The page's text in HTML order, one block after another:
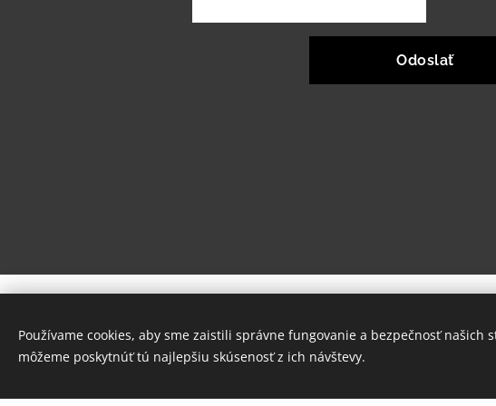
Odoslať
Instagram|facebook
Používame cookies, aby sme zaistili správne fungovanie a bezpečnosť našich
môžeme poskytnúť tú najlepšiu skúsenosť z ich návštevy.